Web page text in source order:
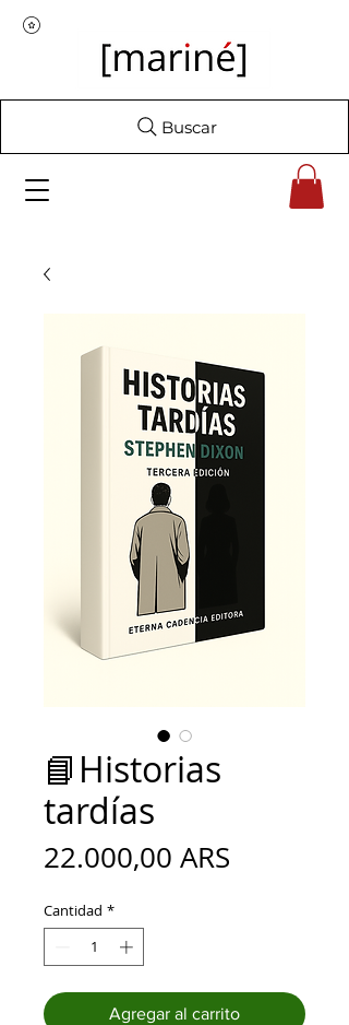
Buscar
📘Historias
tardías
22.000,00 ARS
Cantidad *
Agregar al carrito